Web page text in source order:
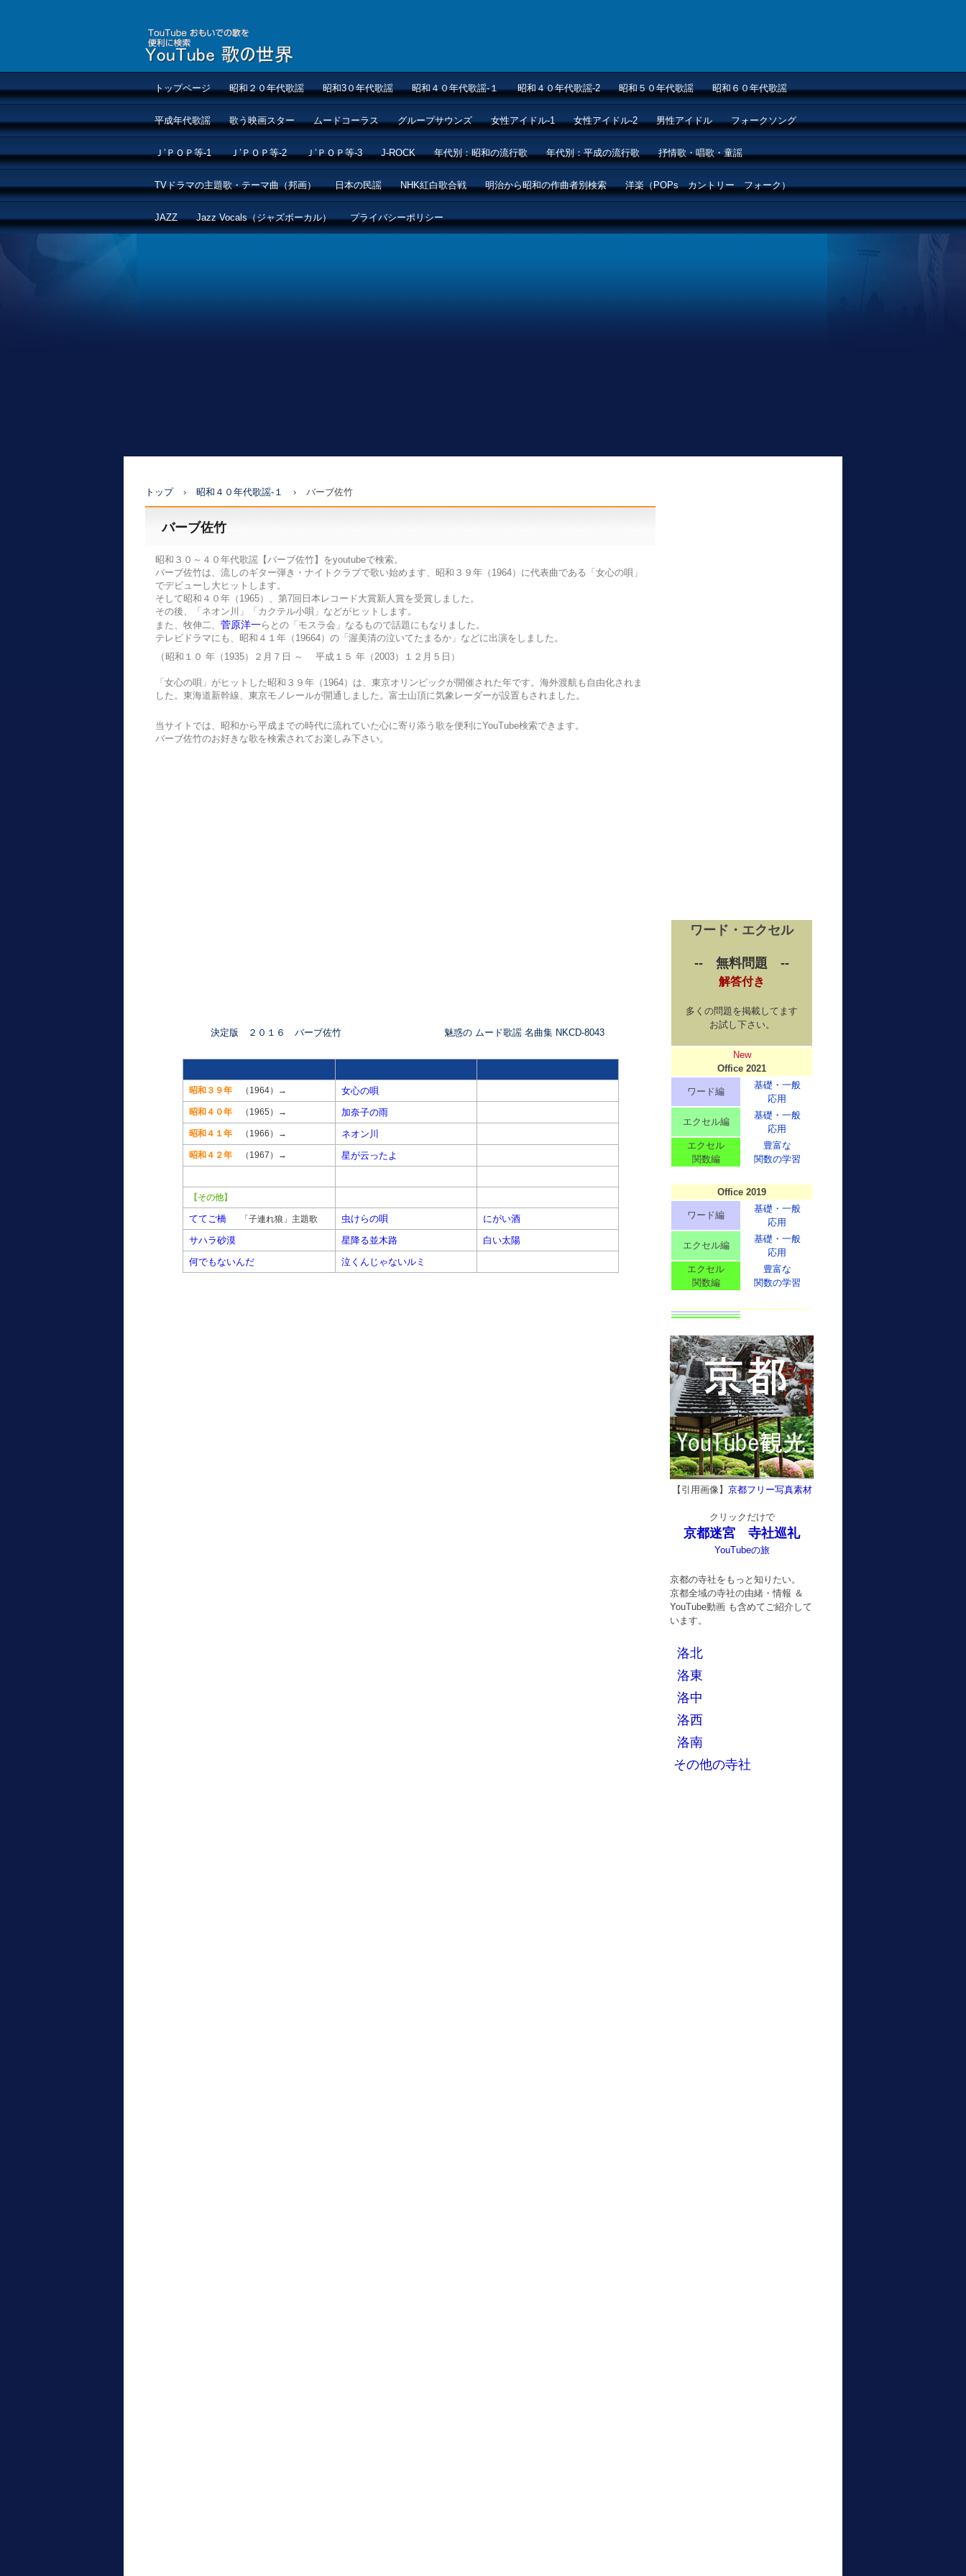
トップページ 昭和２０年代歌謡 昭和3０年代歌謡 昭和４０年代歌謡-１ 昭和４０年代歌謡-2 昭和５０年代歌謡 昭和６０年代歌謡
平成年代歌謡 歌う映画スター ムードコーラス グループサウンズ 女性アイドル-1 女性アイドル-2 男性アイドル フォークソング
Ｊ’ＰＯＰ等-1 Ｊ’ＰＯＰ等-2 Ｊ’ＰＯＰ等-3 J-ROCK 年代別：昭和の流行歌 年代別：平成の流行歌 抒情歌・唱歌・童謡
TVドラマの主題歌・テーマ曲（邦画） 日本の民謡 NHK紅白歌合戦 明治から昭和の作曲者別検索 洋楽（POPs カントリー フォーク）
JAZZ Jazz Vocals（ジャズボーカル） プライバシーポリシー
トップ › 昭和４０年代歌謡-１ › バーブ佐竹
バーブ佐竹
昭和３０～４０年代歌謡【バーブ佐竹】をyoutubeで検索。
バーブ佐竹は、流しのギター弾き・ナイトクラブで歌い始めます、昭和３９年（1964）に代表曲である「女心の唄」
でデビューし大ヒットします。
そして昭和４０年（1965）、第7回日本レコード大賞新人賞を受賞しました。
その後、「ネオン川」「カクテル小唄」などがヒットします。
また、牧伸二、菅原洋一らとの「モスラ会」なるもので話題にもなりました。
テレビドラマにも、昭和４１年（19664）の「渥美清の泣いてたまるか」などに出演をしました。
（ 昭和１０ 年（1935）２ 月７日 ～ 平成１５ 年（2003）１２月５日 ）
「女心の唄」がヒットした昭和３９年（1964）は、東京オリンピックが開催された年です。海外渡航も自由化されま
した。東海道新幹線、東京モノレールが開通しました。富士山頂に気象レーダーが設置もされました。
当サイトでは、昭和から平成までの時代に流れていた心に寄り添う歌を便利にYouTube検索できます。
バーブ佐竹のお好きな歌を検索されてお楽しみ下さい。
決定版 ２０１６ バーブ佐竹 魅惑の ムード歌謡 名曲集 NKCD-8043
昭和３９年（1964）→ 女心の唄
昭和４０年（1965）→ 加奈子の雨
昭和４１年（1966）→ ネオン川
昭和４２年（1967）→ 星が云ったよ
【その他】
ててご橋 「子連れ狼」主題歌 虫けらの唄
にがい酒
サハラ砂漠
星降る並木路
白い太陽
何でもないんだ
泣くんじゃないルミ
ワード・エクセル
-- 無料問題 --
解答付き
多くの問題を掲載してます
お試し下さい。
New
Office 2021
ワード編
基礎・一般
応用
エクセル編
基礎・一般
応用
エクセル
関数編
豊富な
関数の学習
Office 2019
ワード編
基礎・一般
応用
エクセル編
基礎・一般
応用
エクセル
関数編
豊富な
関数の学習
【引用画像】 京都フリー写真素材
クリックだけで
京都迷宮 寺社巡礼
YouTubeの旅
京都の寺社をもっと知りたい。
京都全域の寺社の由緒・情報 ＆
YouTube動画 も含めてご紹介して
います。
洛北
洛東
洛中
洛西
洛南
その他の寺社